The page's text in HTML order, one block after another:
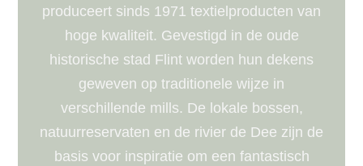
produceert sinds 1971 textielproducten van
hoge kwaliteit. Gevestigd in de oude
historische stad Flint worden hun dekens
geweven op traditionele wijze in
verschillende mills. De lokale bossen,
natuurreservaten en de rivier de Dee zijn de
basis voor inspiratie om een ​​fantastisch